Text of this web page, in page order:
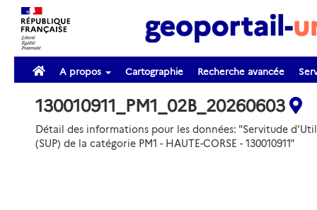
A propos Cartographie Recherche avancée
130010911_PM1_02B_20260603
Détail des informations pour les données: "Servitude
(SUP) de la catégorie PM1 - HAUTE-CORSE - 130010911"